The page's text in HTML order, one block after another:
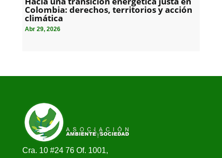
Colombia: derechos, territorios y acción
climática
Abr 29, 2026
Cra. 10 #24 76 Of. 1001,